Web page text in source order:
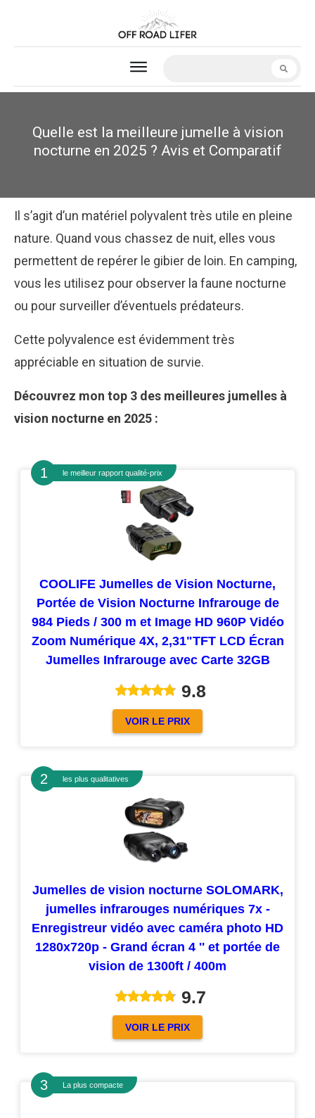
Quelle est la meilleure jumelle à vision
nocturne en 2025 ? Avis et Comparatif
Il s’agit d’un matériel polyvalent très utile en pleine
nature. Quand vous chassez de nuit, elles vous
permettent de repérer le gibier de loin. En camping,
vous les utilisez pour observer la faune nocturne
ou pour surveiller d’éventuels prédateurs.
Cette polyvalence est évidemment très
appréciable en situation de survie.
Découvrez mon top 3 des meilleures jumelles à
vision nocturne en 2025 :
le meilleur rapport qualité-prix
COOLIFE Jumelles de Vision Nocturne,
Portée de Vision Nocturne Infrarouge de
984 Pieds / 300 m et Image HD 960P Vidéo
Zoom Numérique 4X, 2,31"TFT LCD Écran
Jumelles Infrarouge avec Carte 32GB
9.8
VOIR LE PRIX
les plus qualitatives
Jumelles de vision nocturne SOLOMARK,
jumelles infrarouges numériques 7x -
Enregistreur vidéo avec caméra photo HD
1280x720p - Grand écran 4 '' et portée de
vision de 1300ft / 400m
9.7
VOIR LE PRIX
La plus compacte